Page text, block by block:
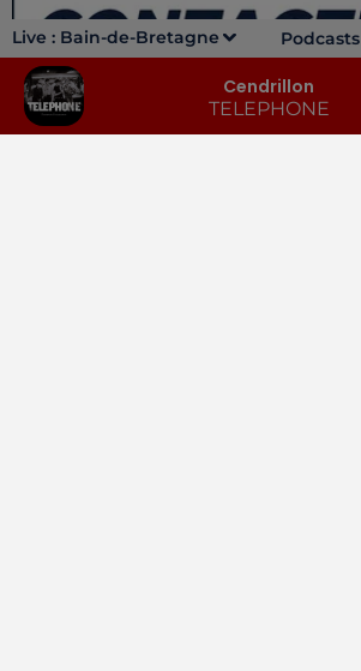
Live : Bain-de-Bretagne Podcasts
Cendrillon
TELEPHONE